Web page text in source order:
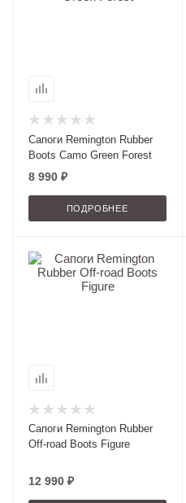
Сапоги Remington Rubber
Boots Camo Green Forest
8 990 ₽
ПОДРОБНЕЕ
Сапоги Remington Rubber
Off-road Boots Figure
12 990 ₽